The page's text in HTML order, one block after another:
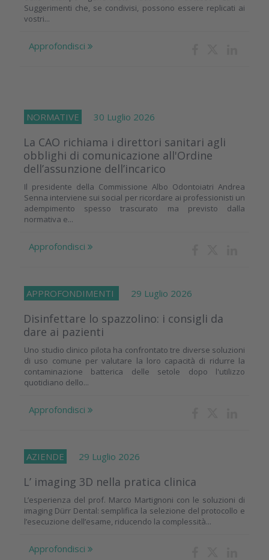
Suggerimenti che, se condivisi, possono essere replicati ai
vostri...
Approfondisci
NORMATIVE 30 Luglio 2026
La CAO richiama i direttori sanitari agli
obblighi di comunicazione all'Ordine
dell’assunzione dell’incarico
Il presidente della Commissione Albo Odontoiatri Andrea
Senna interviene sui social per ricordare ai professionisti un
adempimento spesso trascurato ma previsto dalla
normativa e...
Approfondisci
APPROFONDIMENTI 29 Luglio 2026
Disinfettare lo spazzolino: i consigli da
dare ai pazienti
Uno studio clinico pilota ha confrontato tre diverse soluzioni
di uso comune per valutare la loro capacità di ridurre la
contaminazione batterica delle setole dopo l'utilizzo
quotidiano dello...
Approfondisci
AZIENDE 29 Luglio 2026
L’ imaging 3D nella pratica clinica
L’esperienza del prof. Marco Martignoni con le soluzioni di
imaging Dürr Dental: semplifica la selezione del protocollo e
l’esecuzione dell’esame, riducendo la complessità...
Approfondisci